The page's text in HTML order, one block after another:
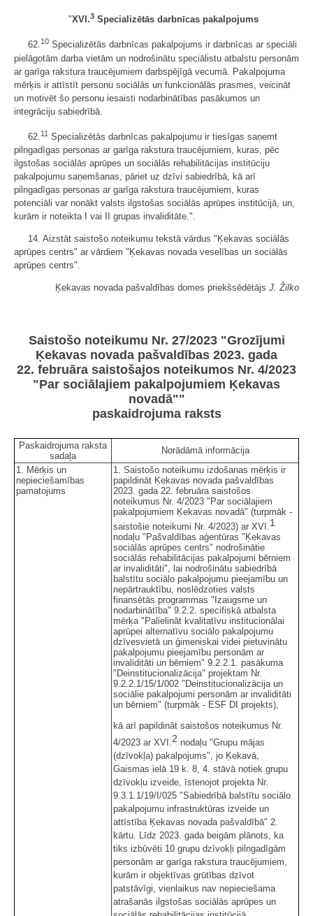
"XVI.3 Specializētās darbnīcas pakalpojums
62.10 Specializētās darbnīcas pakalpojums ir darbnīcas ar speciāli
pielāgotām darba vietām un nodrošinātu speciālistu atbalstu personām
ar garīga rakstura traucējumiem darbspējīgā vecumā. Pakalpojuma
mērķis ir attīstīt personu sociālās un funkcionālās prasmes, veicināt
un motivēt šo personu iesaisti nodarbinātības pasākumos un
integrāciju sabiedrībā.
62. 11 Specializētās darbnīcas pakalpojumu ir tiesīgas saņemt
pilngadīgas personas ar garīga rakstura traucējumiem, kuras, pēc
ilgstošas sociālās aprūpes un sociālās rehabilitācijas institūciju
pakalpojumu saņemšanas, pāriet uz dzīvi sabiedrībā, kā arī
pilngadīgas personas ar garīga rakstura traucējumiem, kuras
potenciāli var nonākt valsts ilgstošas sociālās aprūpes institūcijā, un,
kurām ir noteikta I vai II grupas invaliditāte.".
14. Aizstāt saistošo noteikumu tekstā vārdus "Ķekavas sociālās
aprūpes centrs" ar vārdiem "Ķekavas novada veselības un sociālās
aprūpes centrs".
Ķekavas novada pašvaldības domes priekšsēdētājs J. Žilko
Saistošo noteikumu Nr. 27/2023 "Grozījumi
Ķekavas novada pašvaldības 2023. gada
22. februāra saistošajos noteikumos Nr. 4/2023
"Par sociālajiem pakalpojumiem Ķekavas
novadā""
paskaidrojuma raksts
Paskaidrojuma raksta
sadaļa
Norādāmā informācija
1. Mērķis un
nepieciešamības
pamatojums
1. Saistošo noteikumu izdošanas mērķis ir
papildināt Ķekavas novada pašvaldības
2023. gada 22. februāra saistošos
noteikumus Nr. 4/2023 "Par sociālajiem
pakalpojumiem Ķekavas novadā" (turpmāk -
saistošie noteikumi Nr. 4/2023) ar XVI.1
nodaļu "Pašvaldības aģentūras "Ķekavas
sociālās aprūpes centrs" nodrošinātie
sociālās rehabilitācijas pakalpojumi bērniem
ar invaliditāti", lai nodrošinātu sabiedrībā
balstītu sociālo pakalpojumu pieejamību un
nepārtrauktību, noslēdzoties valsts
finansētās programmas "Izaugsme un
nodarbinātība" 9.2.2. specifiskā atbalsta
mērķa "Palielināt kvalitatīvu institucionālai
aprūpei alternatīvu sociālo pakalpojumu
dzīvesvietā un ģimeniskai videi pietuvinātu
pakalpojumu pieejamību personām ar
invaliditāti un bērniem" 9.2.2.1. pasākuma
"Deinstitucionalizācija" projektam Nr.
9.2.2.1/15/1/002 "Deinstitucionalizācija un
sociālie pakalpojumi personām ar invaliditāti
un bērniem" (turpmāk - ESF DI projekts),
kā arī papildināt saistošos noteikumus Nr.
4/2023 ar XVI.2 nodaļu "Grupu mājas
(dzīvokļa) pakalpojums", jo Ķekavā,
Gaismas ielā 19 k. 8, 4. stāvā notiek grupu
dzīvokļu izveide, īstenojot projekta Nr.
9.3.1.1/19/I/025 "Sabiedrībā balstītu sociālo
pakalpojumu infrastruktūras izveide un
attīstība Ķekavas novada pašvaldībā" 2.
kārtu. Līdz 2023. gada beigām plānots, ka
tiks izbūvēti 10 grupu dzīvokļi pilngadīgām
personām ar garīga rakstura traucējumiem,
kurām ir objektīvas grūtības dzīvot
patstāvīgi, vienlaikus nav nepieciešama
atrašanās ilgstošas sociālās aprūpes un